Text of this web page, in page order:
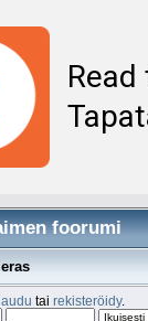
foorumi
tairekisteröidy.